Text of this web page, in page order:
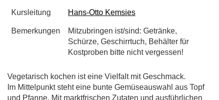
Kursleitung Hans-Otto Kemsies
Bemerkungen
Mitzubringen ist/sind: Getränke,
Schürze, Geschirrtuch, Behälter für
Kostproben bitte nicht vergessen!
Vegetarisch kochen ist eine Vielfalt mit Geschmack.
Im Mittelpunkt steht eine bunte Gemüseauswahl aus Topf
und Pfanne. Mit marktfrischen Zutaten und ausführlichen